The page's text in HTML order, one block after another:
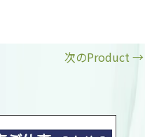
次のProduct→